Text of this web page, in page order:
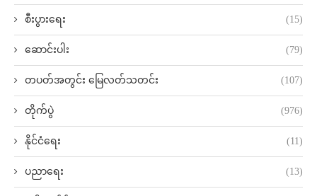
စီးပွားရေး (15)
ဆောင်းပါး (79)
တပတ်အတွင်း မြေလတ်သတင်း (107)
တိုက်ပွဲ (976)
နိုင်ငံရေး (11)
ပညာရေး (13)